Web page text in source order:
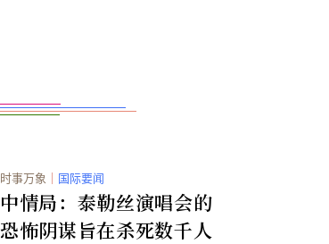
时事万象 ｜ 国际要闻
中情局：泰勒丝演唱会的
恐怖阴谋旨在杀死数千人